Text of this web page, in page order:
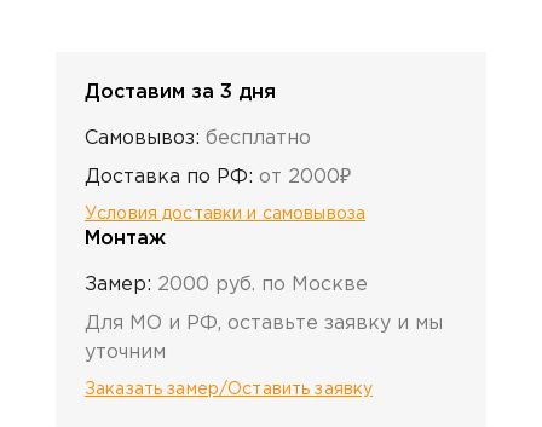
Доставим за 3 дня
Самовывоз: бесплатно
Доставка по РФ: от 2000₽
Условия доставки и самовывоза
Монтаж
Замер: 2000 руб. по Москве
Для МО и РФ, оставьте заявку и мы
уточним
Заказать замер/Оставить заявку